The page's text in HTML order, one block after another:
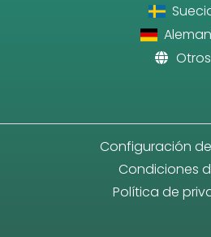
Otros
Configuración
Condiciones
Política de